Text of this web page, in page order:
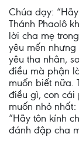
Chúa dạy:
Thánh Phaolô
lời cha mẹ
yêu mến
yêu tha nhân,
điều mà phận
muốn biết nữa.
điều gì, con
muốn nhỏ
“Hãy tôn kính
đánh đập cha